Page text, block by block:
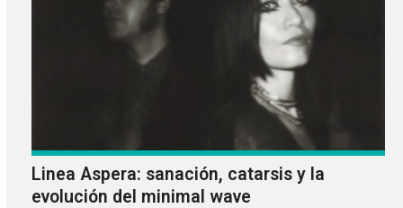
Linea Aspera: sanación, catarsis y la
evolución del minimal wave